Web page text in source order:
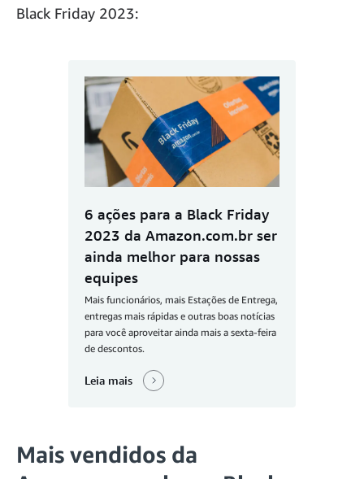
Black Friday 2023:
6 ações para a Black Friday
2023 da Amazon.com.br ser
ainda melhor para nossas
equipes
Mais funcionários, mais Estações de Entrega,
entregas mais rápidas e outras boas notícias
para você aproveitar ainda mais a sexta-feira
de descontos.
Leia mais
Mais vendidos da